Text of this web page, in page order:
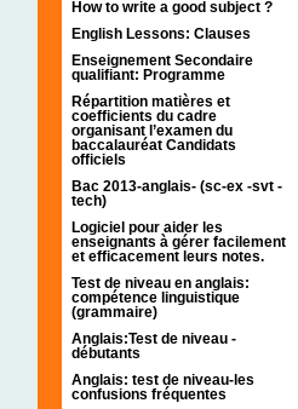
How to write a good subject ?
English Lessons: Clauses
Enseignement Secondaire
qualifiant: Programme
Répartition matières et
coefficients du cadre
organisant l’examen du
baccalauréat Candidats
officiels
Bac 2013-anglais- (sc-ex -svt -
tech)
Logiciel pour aider les
enseignants à gérer facilement
et efficacement leurs notes.
Test de niveau en anglais:
compétence linguistique
(grammaire)
Anglais:Test de niveau -
débutants
Anglais: test de niveau-les
confusions fréquentes